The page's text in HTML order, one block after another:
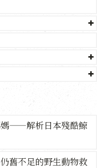
媽——解析日本殘酷鯨
舊不足的野生動物救